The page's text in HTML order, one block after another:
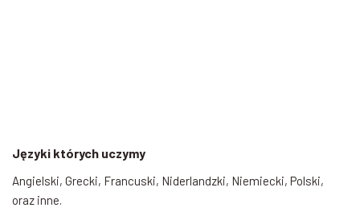
Języki których uczymy
Angielski, Grecki, Francuski, Niderlandzki, Niemiecki, Polski,
oraz inne.